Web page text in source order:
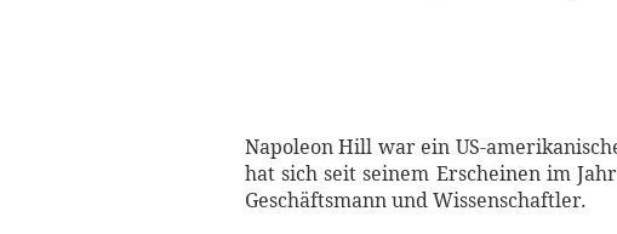
Napoleon Hill war ein US-
hat sich seit seinem Erscheinen im
Geschäftsmann und Wissenschaftler.